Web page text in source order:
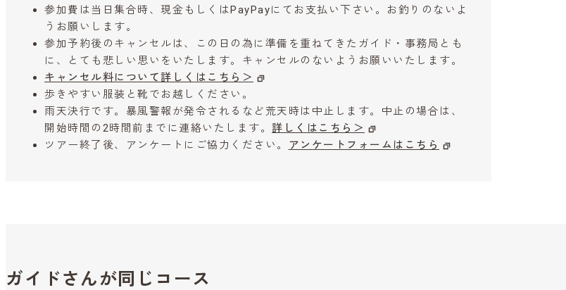
参加費は当日集合時、現金もしくはPayPayにてお支払い下さい。お釣りのないよ
うお願いします。
参加予約後のキャンセルは、この日の為に準備を重ねてきたガイド・事務局とも
に、とても悲しい思いをいたします。キャンセルのないようお願いいたします。
キャンセル料について詳しくはこちら＞
歩きやすい服装と靴でお越しください。
雨天決行です。暴風警報が発令されるなど荒天時は中止します。中止の場合は、
開始時間の2時間前までに連絡いたします。 詳しくはこちら＞
ツアー終了後、アンケートにご協力ください。
アンケートフォームはこちら
ガイドさんが同じコース